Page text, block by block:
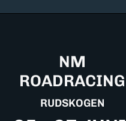
NM
ROADRACING
RUDSKOGEN